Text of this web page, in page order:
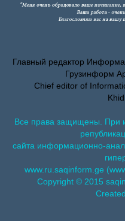
Главный редактор
Грузинформ
Chief editor of
Все права защищены. При
сайта информационно-
www.ru.saqinform.ge
Copyright © 2015